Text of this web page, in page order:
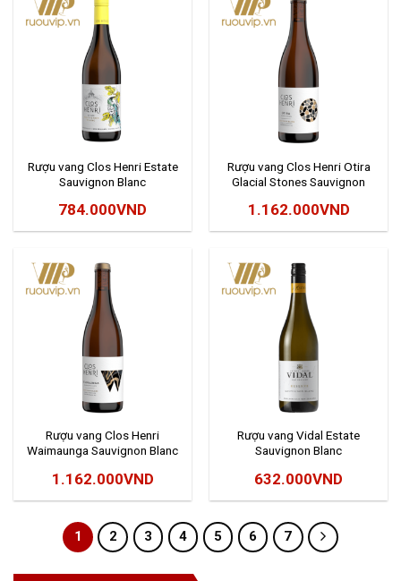
Rượu vang Clos Henri Estate
Sauvignon Blanc
784.000VND
Rượu vang Clos Henri Otira
Glacial Stones Sauvignon
1.162.000VND
Rượu vang Clos Henri
Waimaunga Sauvignon Blanc
1.162.000VND
Rượu vang Vidal Estate
Sauvignon Blanc
632.000VND
1 2 3 4 5 6 7